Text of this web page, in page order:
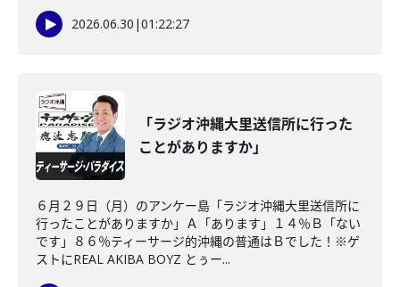
2026.06.30 |01:22:27
「ラジオ沖縄大里送信所に行った
ことがありますか」
６月２９日（月）のアンケー島「ラジオ沖縄大里送信所に
行ったことがありますか」Ａ「あります」１４％Ｂ「ない
です」８６％ティーサージ的沖縄の普通はＢでした！※ゲ
ストにREAL AKIBA BOYZ とぅー...